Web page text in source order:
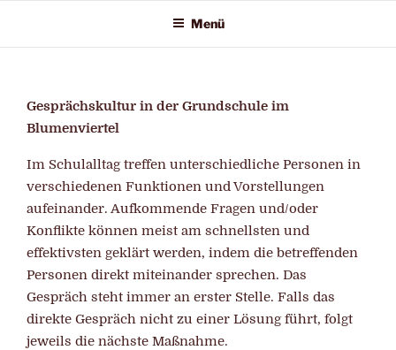
springen
Menü
Gesprächskultur in der Grundschule im
Blumenviertel
Im Schulalltag treffen unterschiedliche Personen in
verschiedenen Funktionen und Vorstellungen
aufeinander. Aufkommende Fragen und/oder
Konflikte können meist am schnellsten und
effektivsten geklärt werden, indem die betreffenden
Personen direkt miteinander sprechen. Das
Gespräch steht immer an erster Stelle. Falls das
direkte Gespräch nicht zu einer Lösung führt, folgt
jeweils die nächste Maßnahme.